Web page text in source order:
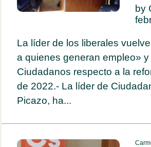
by
La líder de los liberales
a quienes generan empleo»
Ciudadanos respecto a la
de 2022.- La líder de
Picazo, ha...